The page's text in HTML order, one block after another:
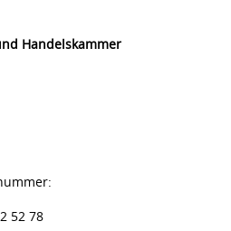
Handelskammer
52 78